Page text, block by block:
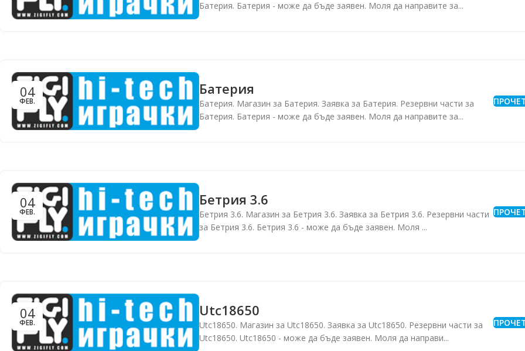
Батерия. Батерия - може да бъде заявен. Моля да направите за...
04
ФЕВ.
Батерия
Батерия. Магазин за Батерия. Заявка за Батерия. Резервни части за
Батерия. Батерия - може да бъде заявен. Моля да направите за...
04
ФЕВ.
Бетрия 3.6
Бетрия 3.6. Магазин за Бетрия 3.6. Заявка за Бетрия 3.6. Резервни части
за Бетрия 3.6. Бетрия 3.6 - може да бъде заявен. Моля ...
04
ФЕВ.
Utc18650
Utc18650. Магазин за Utc18650. Заявка за Utc18650. Резервни части за
Utc18650. Utc18650 - може да бъде заявен. Моля да направи...